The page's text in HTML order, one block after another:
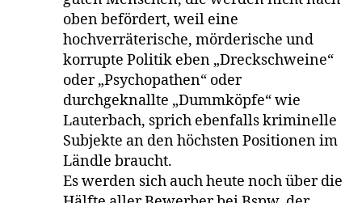
oben befördert, weil eine
hochverräterische, mörderische und
korrupte Politik eben „Dreckschweine“
oder „Psychopathen“ oder
durchgeknallte „Dummköpfe“ wie
Lauterbach, sprich ebenfalls kriminelle
Subjekte an den höchsten Positionen im
Ländle braucht.
Es werden sich auch heute noch über die